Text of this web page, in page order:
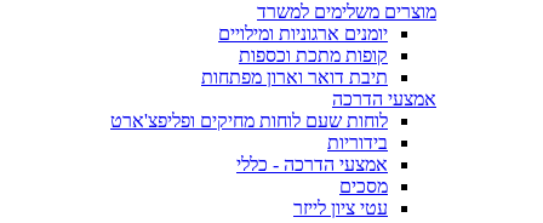
מוצרים משלימים למשרד
יומנים ארגוניות ומילויים
קופות מתכת וכספות
תיבת דואר וארון מפתחות
אמצעי הדרכה
לוחות שעם לוחות מחיקים ופליפצ'ארט
בידוריות
אמצעי הדרכה - כללי
מסכים
עטי ציון לייזר